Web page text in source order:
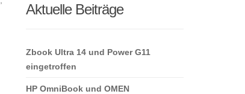
Aktuelle Beiträge
Zbook Ultra 14 und Power G11
eingetroffen
HP OmniBook und OMEN